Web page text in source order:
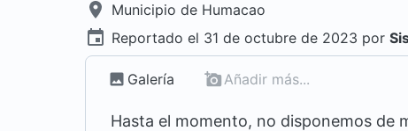
Municipio de Humacao
Reportado el 31 de octubre de 2023 por
Galería Añadir más...
Hasta el momento, no disponemos de